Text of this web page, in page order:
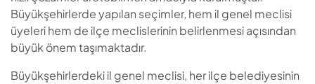
Büyükşehirlerde yapılan seçimler, hem il genel meclisi
üyeleri hem de ilçe meclislerinin belirlenmesi açısından
büyük önem taşımaktadır.
Büyükşehirlerdeki il genel meclisi, her ilçe belediyesinin